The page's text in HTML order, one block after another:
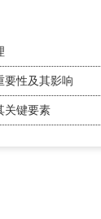
要性及其影响
关键要素